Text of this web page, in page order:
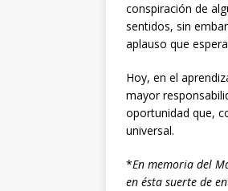
conspiración de
sentidos, sin
aplauso que
Hoy, en el
mayor
oportunidad que,
universal.
*En memoria del
en ésta suerte de